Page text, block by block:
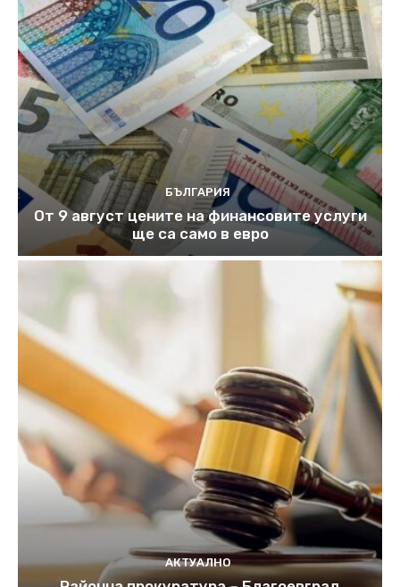
БЪЛГАРИЯ
От 9 август цените на финансовите услуги
ще са само в евро
АКТУАЛНО